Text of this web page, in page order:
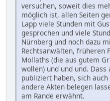
versuchen, soweit dies
möglich ist, allen Seiten
Lapp viele Stunden mit
gesprochen und viele
Nürnberg und noch dazu
Rechtsanwälten, früheren
Mollaths (die aus gutem
wollen) und und und.
publiziert haben, sich
andere Akten belegen
am Rande erwähnt.